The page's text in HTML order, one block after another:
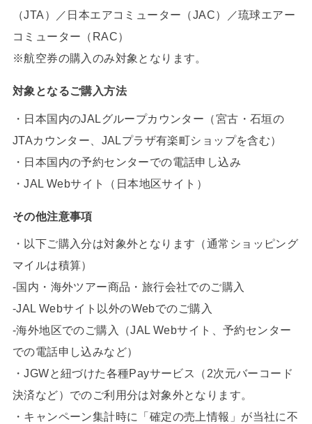
（JTA）／日本エアコミューター（JAC）／琉球エアー
コミューター（RAC）
※航空券の購入のみ対象となります。
対象となるご購入方法
・日本国内のJALグループカウンター（宮古・石垣の
JTAカウンター、JALプラザ有楽町ショップを含む）
・日本国内の予約センターでの電話申し込み
・JAL Webサイト（日本地区サイト）
その他注意事項
・以下ご購入分は対象外となります（通常ショッピング
マイルは積算）
-国内・海外ツアー商品・旅行会社でのご購入
-JAL Webサイト以外のWebでのご購入
-海外地区でのご購入（JAL Webサイト、予約センター
での電話申し込みなど）
・JGWと紐づけた各種Payサービス（2次元バーコード
決済など）でのご利用分は対象外となります。
・キャンペーン集計時に「確定の売上情報」が当社に不